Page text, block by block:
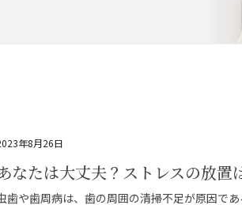
年8月26日
なたは大丈夫？ストレスの放置
歯や歯周病は、歯の周囲の清掃不足が原因で